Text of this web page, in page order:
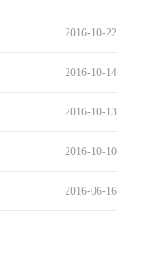
2016-10-22
2016-10-14
2016-10-13
2016-10-10
2016-06-16